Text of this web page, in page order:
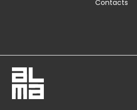
Contacts